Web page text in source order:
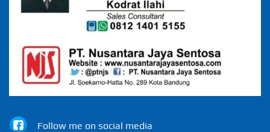
Follow me on social media